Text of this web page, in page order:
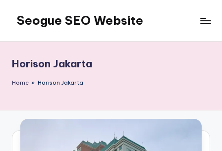
content
Seogue SEO Website
Master
Ahli
dan
Murah
Horison Jakarta
Home » Horison Jakarta